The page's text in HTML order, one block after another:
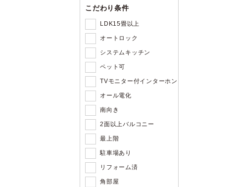
こだわり条件
LDK15畳以上
オートロック
システムキッチン
ペット可
TVモニター付インターホン
オール電化
南向き
2面以上バルコニー
最上階
駐車場あり
リフォーム済
角部屋